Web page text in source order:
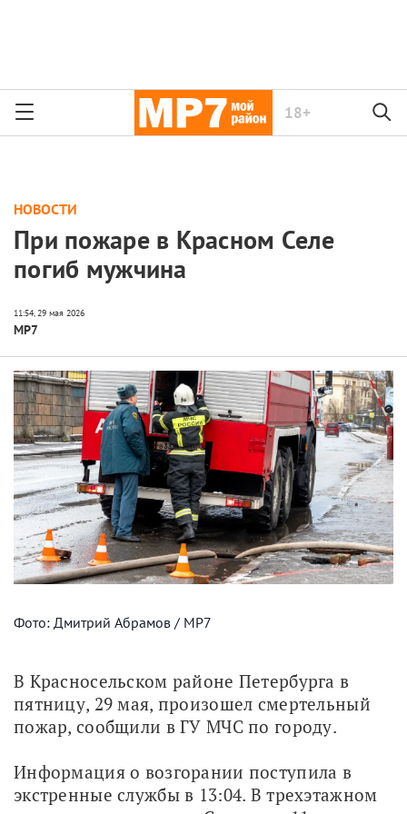
18+
НОВОСТИ
При пожаре в Красном Селе
погиб мужчина
МР7
Фото: Дмитрий Абрамов / МР7
В Красносельском районе Петербурга в
пятницу, 29 мая, произошел смертельный
пожар, сообщили в ГУ МЧС по городу.
Информация о возгорании поступила в
экстренные службы в 13:04. В трехэтажном